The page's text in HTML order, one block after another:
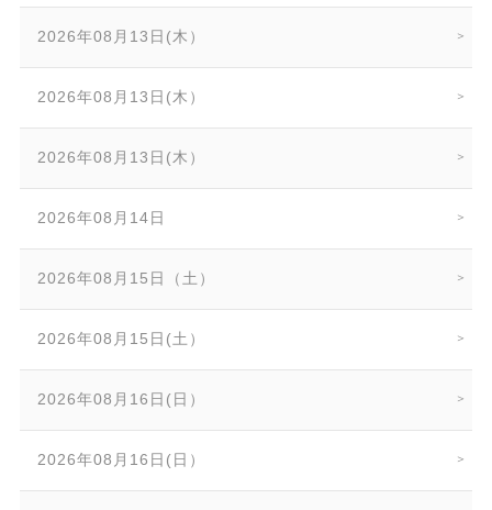
2026年08月13日(木）
2026年08月13日(木）
2026年08月13日(木）
2026年08月14日
2026年08月15日（土）
2026年08月15日(土）
2026年08月16日(日）
2026年08月16日(日）